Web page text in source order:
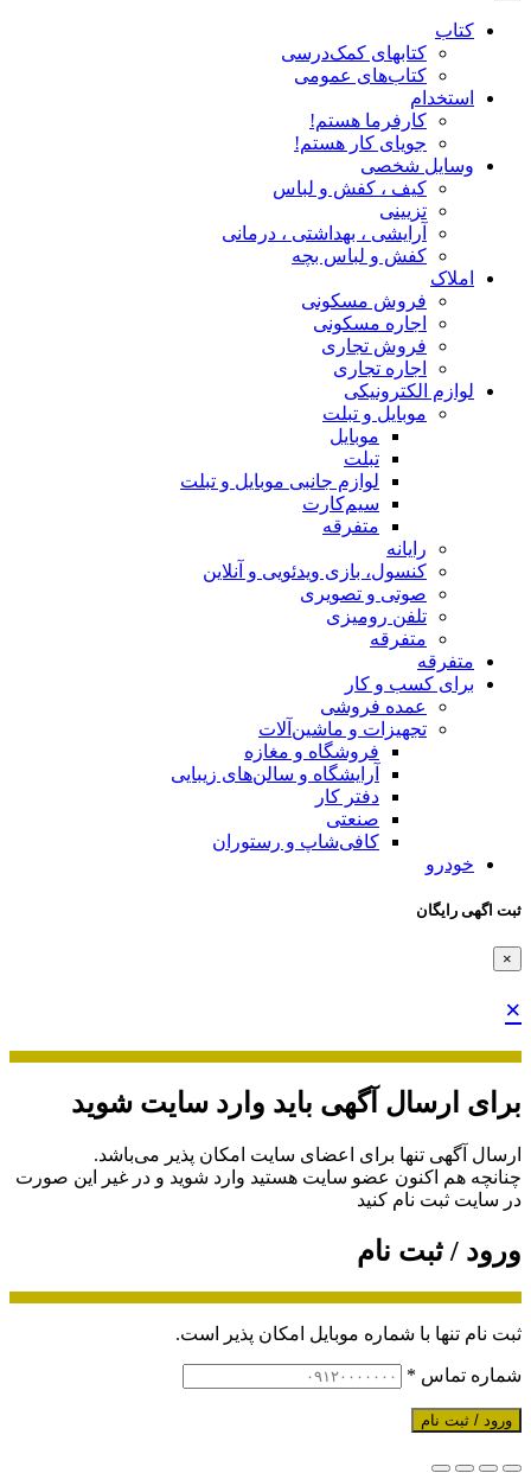
کتاب
کتابهای کمک‌درسی
کتاب‌های عمومی
استخدام
کارفرما هستم!
جویای کار هستم!
وسایل شخصی
کیف ، کفش و لباس
تزیینی
آرایشی ، بهداشتی ، درمانی
کفش و لباس بچه
املاک
فروش مسکونی
اجاره مسکونی
فروش تجاری
اجاره تجاری
لوازم الکترونیکی
موبایل و تبلت
موبایل
تبلت
لوازم جانبی موبایل و تبلت
سیم‌کارت
متفرقه
رایانه
کنسول، بازی‌ ویدئویی و آنلاین
صوتی و تصویری
تلفن رومیزی
متفرقه
متفرقه
برای کسب و کار
عمده فروشی
تجهیزات و ماشین‌آلات
فروشگاه و مغازه
آرایشگاه و سالن‌های زیبایی
دفتر کار
صنعتی
کافی‌شاپ و رستوران
خودرو
ثبت اگهی رایگان
×
×
برای ارسال آگهی باید وارد سایت شوید
ارسال آگهی تنها برای اعضای سایت امکان پذیر می‌باشد.
چنانچه هم‌ اکنون عضو سایت هستید وارد شوید و در غیر این صورت
در سایت ثبت نام کنید
ورود / ثبت نام
ثبت نام تنها با شماره موبایل امکان پذیر است.
شماره تماس *
ورود / ثبت نام